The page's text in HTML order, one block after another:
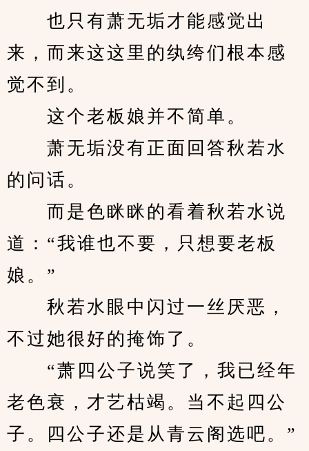
也只有萧无垢才能感觉出
来，而来这这里的纨绔们根本感
觉不到。
这个老板娘并不简单。
萧无垢没有正面回答秋若水
的问话。
而是色眯眯的看着秋若水说
道：“我谁也不要，只想要老板
娘。”
秋若水眼中闪过一丝厌恶，
不过她很好的掩饰了。
“萧四公子说笑了，我已经年
老色衰，才艺枯竭。当不起四公
子。四公子还是从青云阁选吧。”